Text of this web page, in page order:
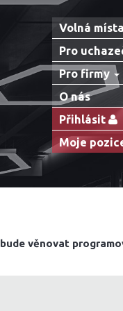
Volná
Pro
Pro firmy
O nás
Přihlásit
Moje
věnovat